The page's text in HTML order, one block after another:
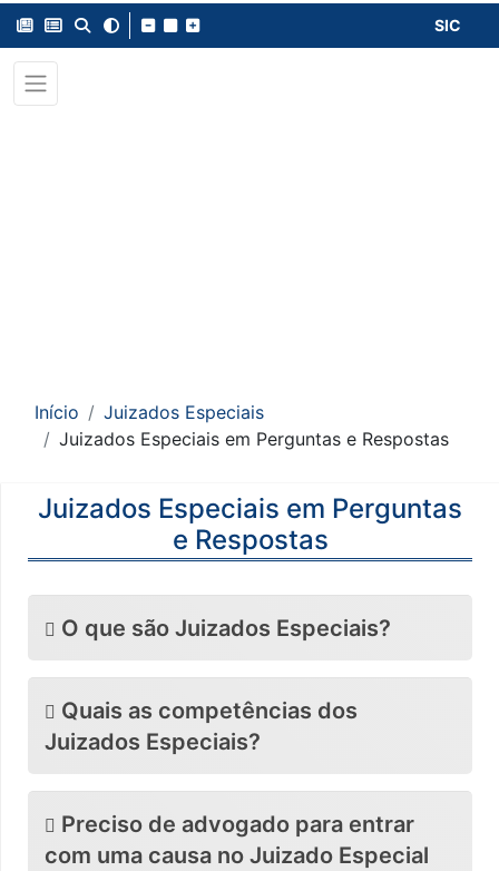
SIC
Início
Juizados Especiais
Juizados Especiais em Perguntas e Respostas
Juizados Especiais em Perguntas
e Respostas
O que são Juizados Especiais?
Quais as competências dos
Juizados Especiais?
Preciso de advogado para entrar
com uma causa no Juizado Especial